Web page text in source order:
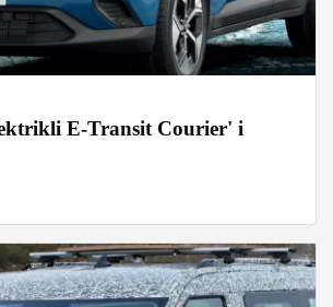
E-Transit Courier' i